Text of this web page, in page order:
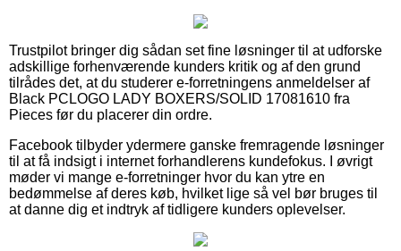
Trustpilot bringer dig sådan set fine løsninger til at udforske
adskillige forhenværende kunders kritik og af den grund
tilrådes det, at du studerer e-forretningens anmeldelser af
Black PCLOGO LADY BOXERS/SOLID 17081610 fra
Pieces før du placerer din ordre.
Facebook tilbyder ydermere ganske fremragende løsninger
til at få indsigt i internet forhandlerens kundefokus. I øvrigt
møder vi mange e-forretninger hvor du kan ytre en
bedømmelse af deres køb, hvilket lige så vel bør bruges til
at danne dig et indtryk af tidligere kunders oplevelser.